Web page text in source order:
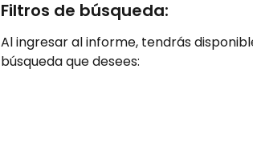
Filtros de búsqueda:
Al ingresar al informe, tendrás
búsqueda que desees: